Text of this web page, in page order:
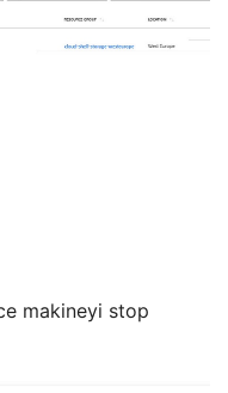
makineyi stop